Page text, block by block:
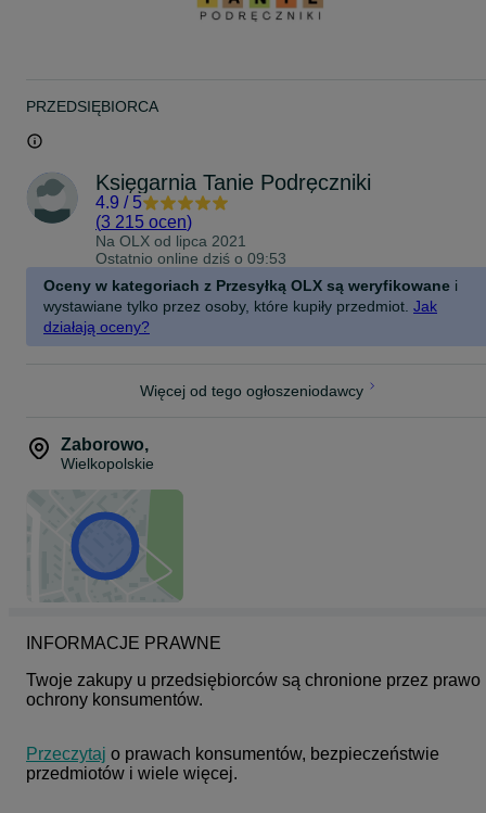
Więcej naszych ogłoszeń na podreczniki.olx.pl (bez www)
PRZEDSIĘBIORCA
Księgarnia Tanie Podręczniki
4.9 / 5
(3 215 ocen)
Na OLX od lipca 2021
Ostatnio online dziś o 09:53
Oceny w kategoriach z Przesyłką OLX są weryfikowane i
wystawiane tylko przez osoby, które kupiły przedmiot. Jak
działają oceny?
Więcej od tego ogłoszeniodawcy
Zaborowo,
Wielkopolskie
INFORMACJE PRAWNE
Twoje zakupy u przedsiębiorców są chronione przez prawo
ochrony konsumentów.
Przeczytaj o prawach konsumentów, bezpieczeństwie
przedmiotów i wiele więcej.